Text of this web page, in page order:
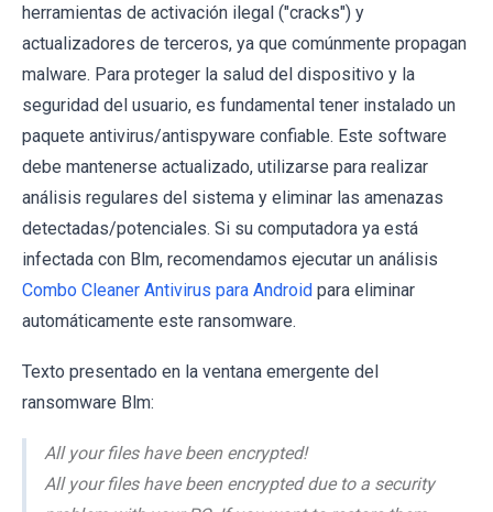
herramientas de activación ilegal ("cracks") y
actualizadores de terceros, ya que comúnmente propagan
malware. Para proteger la salud del dispositivo y la
seguridad del usuario, es fundamental tener instalado un
paquete antivirus/antispyware confiable. Este software
debe mantenerse actualizado, utilizarse para realizar
análisis regulares del sistema y eliminar las amenazas
detectadas/potenciales. Si su computadora ya está
infectada con Blm, recomendamos ejecutar un análisis
Combo Cleaner Antivirus para Android para eliminar
automáticamente este ransomware.
Texto presentado en la ventana emergente del
ransomware Blm:
All your files have been encrypted!
All your files have been encrypted due to a security